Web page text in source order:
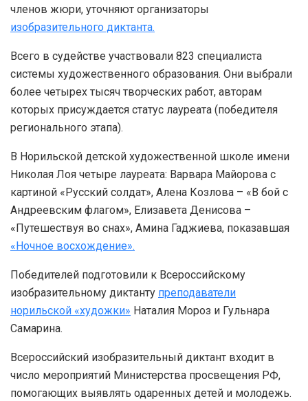
членов жюри, уточняют организаторы
изобразительного диктанта.
Всего в судействе участвовали 823 специалиста
системы художественного образования. Они выбрали
более четырех тысяч творческих работ, авторам
которых присуждается статус лауреата (победителя
регионального этапа).
В Норильской детской художественной школе имени
Николая Лоя четыре лауреата: Варвара Майорова с
картиной «Русский солдат», Алена Козлова – «В бой с
Андреевским флагом», Елизавета Денисова –
«Путешествуя во снах», Амина Гаджиева, показавшая
«Ночное восхождение».
Победителей подготовили к Всероссийскому
изобразительному диктанту преподаватели
норильской «художки» Наталия Мороз и Гульнара
Самарина.
Всероссийский изобразительный диктант входит в
число мероприятий Министерства просвещения РФ,
помогающих выявлять одаренных детей и молодежь.